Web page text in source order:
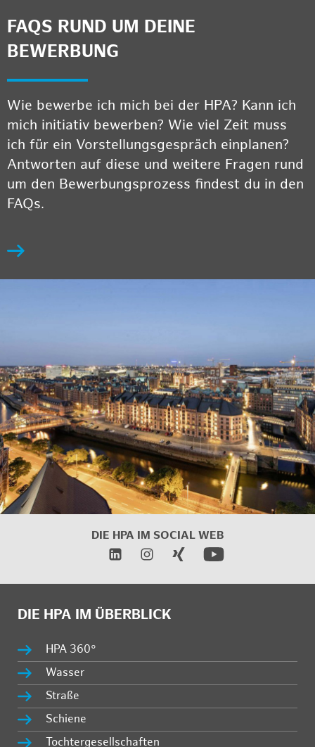
FAQS RUND UM DEINE
BEWERBUNG
Wie bewerbe ich mich bei der HPA? Kann ich
mich initiativ bewerben? Wie viel Zeit muss
ich für ein Vorstellungsgespräch einplanen?
Antworten auf diese und weitere Fragen rund
um den Bewerbungsprozess findest du in den
FAQs.
DIE HPA IM SOCIAL WEB
DIE HPA IM ÜBERBLICK
HPA 360°
Wasser
Straße
Schiene
Tochtergesellschaften